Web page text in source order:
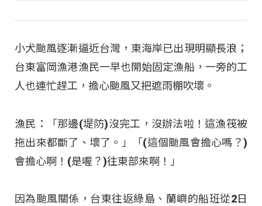
小犬颱風逐漸逼近台灣，東海岸已出現明顯長浪；
台東富岡漁港漁民一早也開始固定漁船，一旁的工
人也連忙趕工，擔心颱風又把遮雨棚吹壞。
漁民：「那邊(堤防)沒完工，沒辦法啦！這漁筏被
拖出來都斷了、壞了。」「(這個颱風會擔心嗎？)
會擔心啊！(是喔？)往東部來啊！」
因為颱風關係，台東往返綠島、蘭嶼的船班從2日